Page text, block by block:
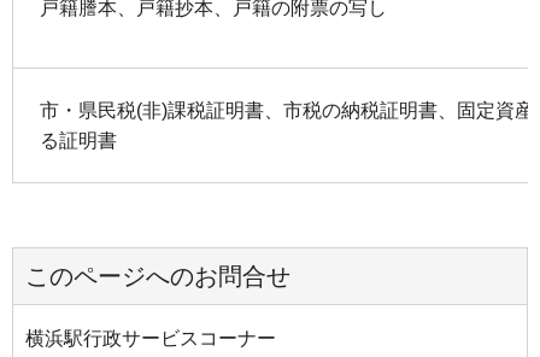
戸籍謄本、戸籍抄本、戸籍の附票の写し
市・県民税(非)課税証明書、市税の納税証明書、固定資産
る証明書
このページへのお問合せ
横浜駅行政サービスコーナー